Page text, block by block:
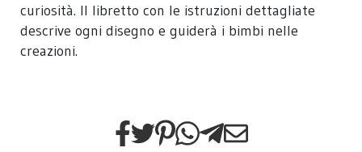
curiosità. Il libretto con le istruzioni dettagliate
descrive ogni disegno e guiderà i bimbi nelle
creazioni.